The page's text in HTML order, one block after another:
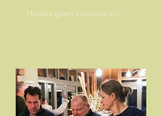
Helaas geen vacature vrij.